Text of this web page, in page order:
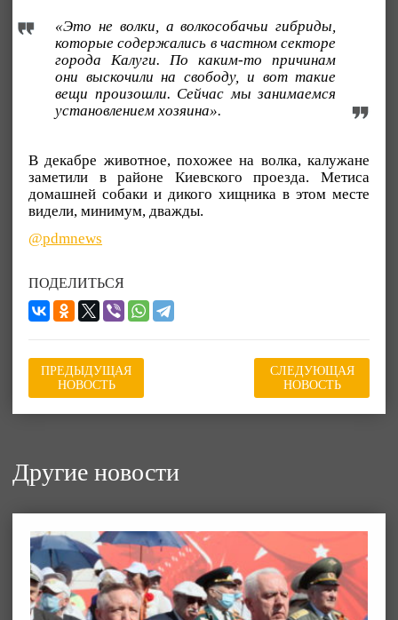
«Это не волки, а волкособачьи гибриды,
которые содержались в частном секторе
города Калуги. По каким-то причинам
они выскочили на свободу, и вот такие
вещи произошли. Сейчас мы занимаемся
установлением хозяина».
В декабре животное, похожее на волка, калужане
заметили в районе Киевского проезда. Метиса
домашней собаки и дикого хищника в этом месте
видели, минимум, дважды.
@pdmnews
ПОДЕЛИТЬСЯ
ПРЕДЫДУЩАЯ
НОВОСТЬ
СЛЕДУЮЩАЯ
НОВОСТЬ
Другие новости